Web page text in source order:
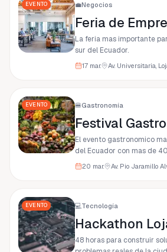
EVENTO 💼Negocios
La feria mas importante
sur del Ecuador.
17 mar. Av. Universitaria,
EVENTO 🍔Gastronomía
El evento gastronomico
del Ecuador con mas de
20 mar.
EVENTO 💻Tecnología
Hackathon
48 horas para construir